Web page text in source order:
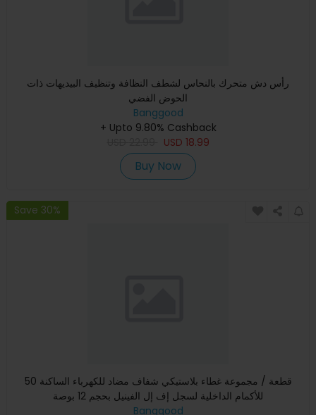
رأس دش متحرك بالنحاس لشطف النظافة وتنظيف البيديهات ذات
الحوض الفضي
Banggood
+ Upto 9.80% Cashback
USD 18.99
Buy Now
Save 30%
50 قطعة / مجموعة غطاء بلاستيكي شفاف مضاد للكهرباء الساكنة
للأكمام الداخلية لسجل إف إل الفينيل بحجم 12 بوصة
Banggood